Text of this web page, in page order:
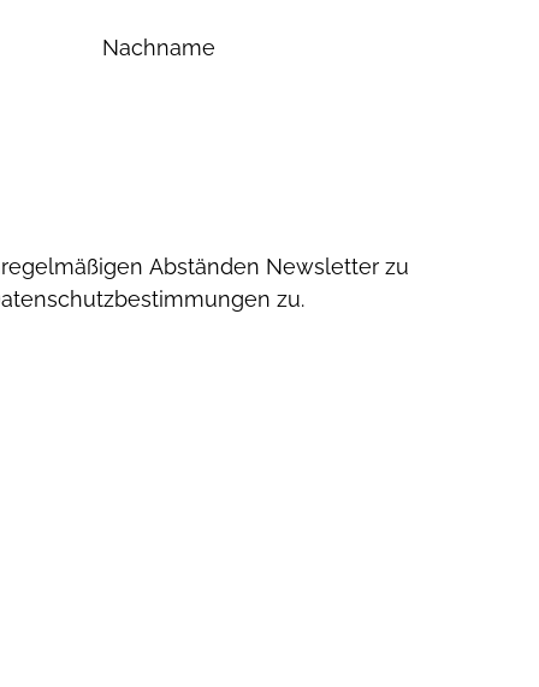
Nachname
Abständen Newsletter zu
zu.